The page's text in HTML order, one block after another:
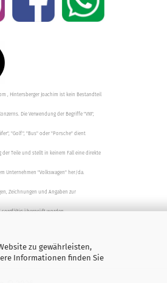
zu gewährleisten,
Informationen finden Sie
, Hintersberger Joachim ist kein Bestandteil
Die Verwendung der Begriffe "VW",
"Golf", "Bus" oder "Porsche" dient
der Teile und stellt in keinem Fall eine direkte
Unternehmen "Volkswagen" her/da.
Zeichnungen und Angaben zur
sorgfältig überprüft worden.